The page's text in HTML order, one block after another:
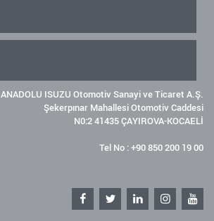
ANADOLU ISUZU Otomotiv Sanayi ve Ticaret A.Ş.
Şekerpınar Mahallesi Otomotiv Caddesi
N0:2 41435 ÇAYIROVA-KOCAELİ
Tel No : +90 850 200 19 00